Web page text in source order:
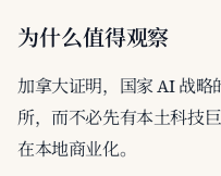
为什么值得观察
加拿大证明，国家 AI 战
所，而不必先有本土科技
在本地商业化。